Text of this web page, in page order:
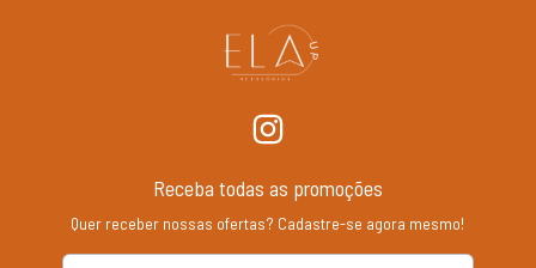
Receba todas as promoções
Quer receber nossas ofertas? Cadastre-se agora mesmo!